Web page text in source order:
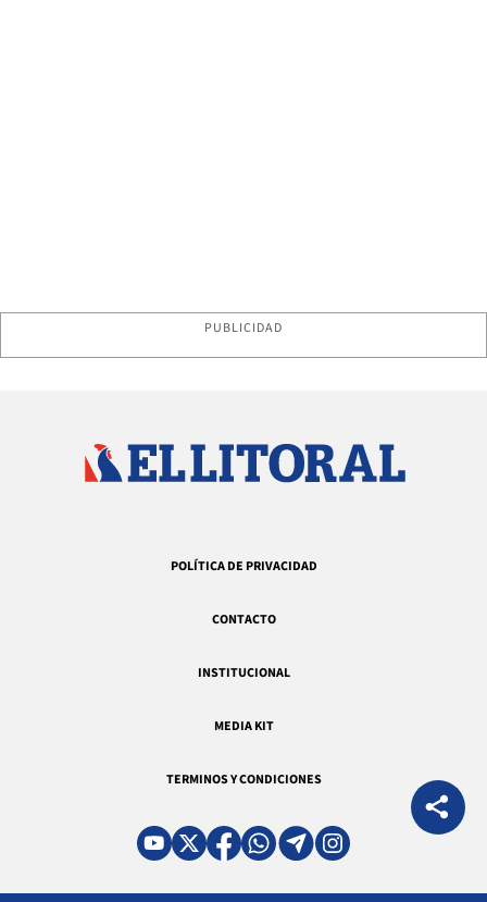
PUBLICIDAD
POLÍTICA DE PRIVACIDAD
CONTACTO
INSTITUCIONAL
MEDIA KIT
TERMINOS Y CONDICIONES